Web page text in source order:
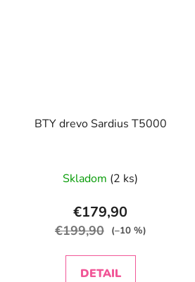
BTY drevo Sardius T5000
Skladom (2 ks)
€179,90
€199,90 (–10 %)
DETAIL